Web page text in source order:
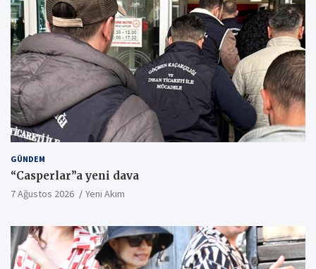
GÜNDEM
“Casperlar”a yeni dava
7 Ağustos 2026 Yeni Akım